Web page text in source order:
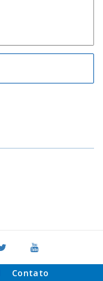
Contato